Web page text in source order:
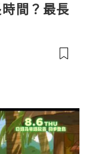
間？最長